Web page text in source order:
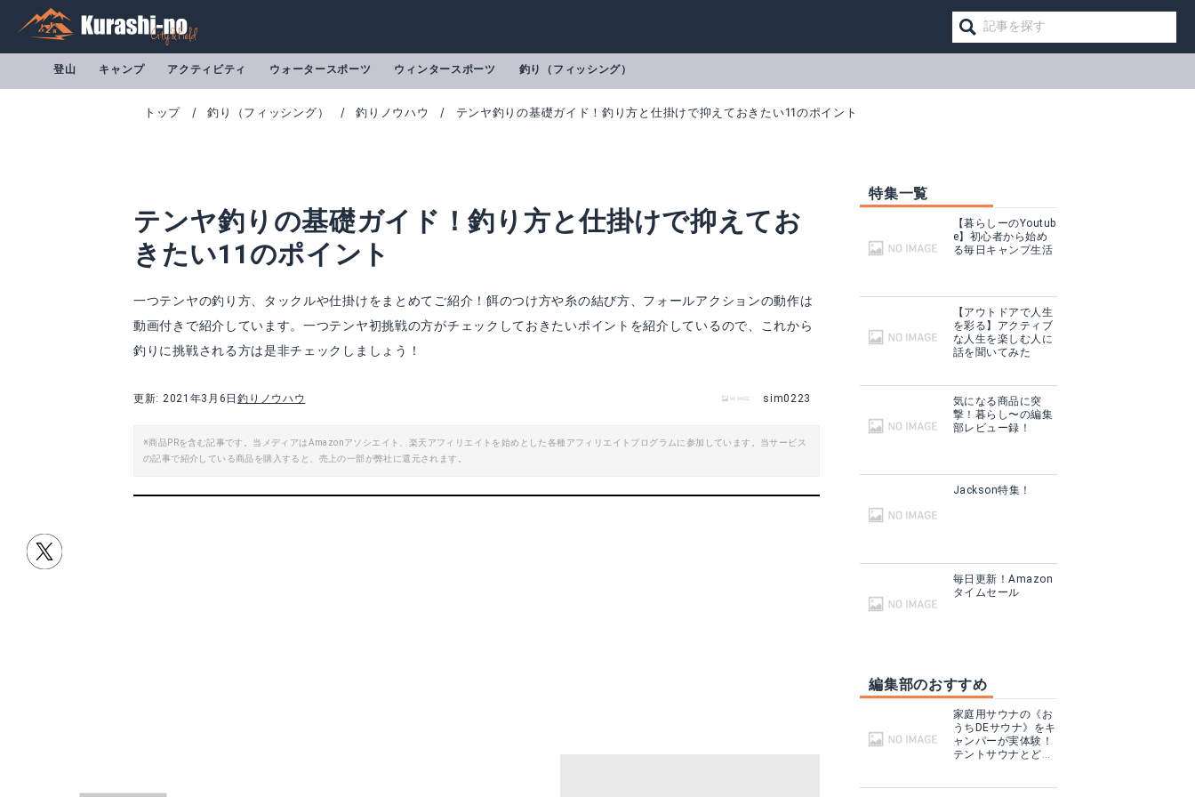
登山 キャンプ アクティビティ ウォータースポーツ ウィンタースポーツ 釣り（フィッシング）
トップ 釣り（フィッシング） 釣りノウハウ テンヤ釣りの基礎ガイド！釣り方と仕掛けで抑えておきたい11のポイント
テンヤ釣りの基礎ガイド！釣り方と仕掛けで抑えてお
きたい11のポイント
一つテンヤの釣り方、タックルや仕掛けをまとめてご紹介！餌のつけ方や糸の結び方、フォールアクションの動作は
動画付きで紹介しています。一つテンヤ初挑戦の方がチェックしておきたいポイントを紹介しているので、これから
釣りに挑戦される方は是非チェックしましょう！
更新: 2021年3月6日釣りノウハウ sim0223
※商品PRを含む記事です。当メディアはAmazonアソシエイト、楽天アフィリエイトを始めとした各種アフィリエイトプログラムに参加しています。当サービス
の記事で紹介している商品を購入すると、売上の一部が弊社に還元されます。
特集一覧
【暮らしーのYoutub
e】初心者から始め
る毎日キャンプ生活
【アウトドアで人生
を彩る】アクティブ
な人生を楽しむ人に
話を聞いてみた
気になる商品に突
撃！暮らし〜の編集
部レビュー録！
Jackson特集！
毎日更新！Amazon
タイムセール
編集部のおすすめ
家庭用サウナの《お
うちDEサウナ》をキ
ャンパーが実体験！
テントサウナとどこ